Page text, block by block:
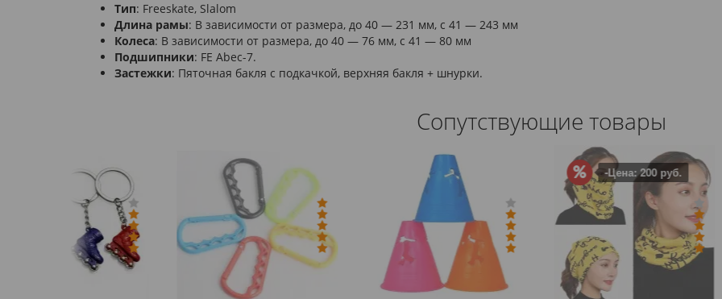
Тип: Freeskate, Slalom
Длина рамы: В зависимости от размера, до 40 — 231 мм, с 41 — 243 мм
Колеса: В зависимости от размера, до 40 — 76 мм, с 41 — 80 мм
Подшипники: FE Abec-7.
Застежки: Пяточная бакля с подкачкой, верхняя бакля + шнурки.
Сопутствующие товары
-Цена: 200 руб.